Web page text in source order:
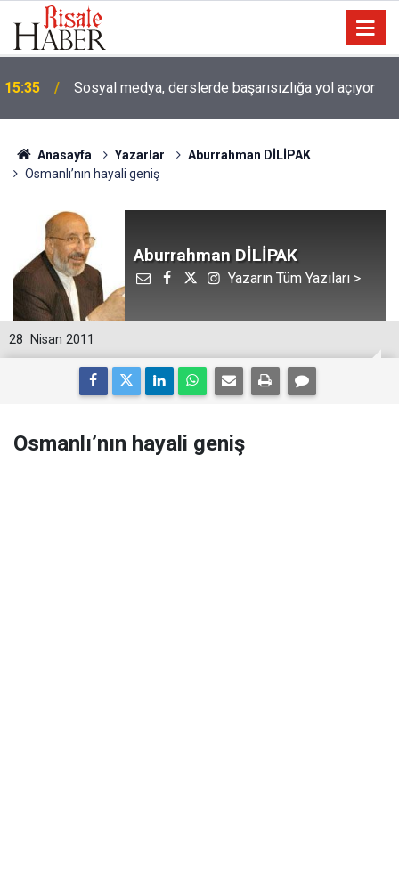
15:35 Sosyal medya, derslerde başarısızlığa yol açıyor
Anasayfa Yazarlar
Aburrahman DİLİPAK
Osmanlı’nın hayali geniş
Aburrahman DİLİPAK
Yazarın Tüm Yazıları >
28 Nisan 2011
Osmanlı’nın hayali geniş